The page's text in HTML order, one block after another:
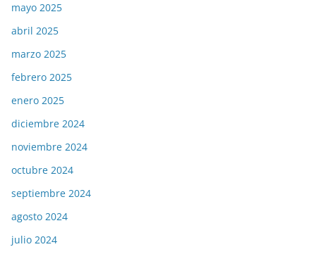
mayo 2025
abril 2025
marzo 2025
febrero 2025
enero 2025
diciembre 2024
noviembre 2024
octubre 2024
septiembre 2024
agosto 2024
julio 2024